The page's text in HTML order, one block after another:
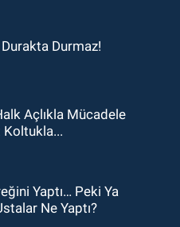
Durmaz!
Açlıkla Mücadele
Koltukla...
Peki Ya
Ne Yaptı?